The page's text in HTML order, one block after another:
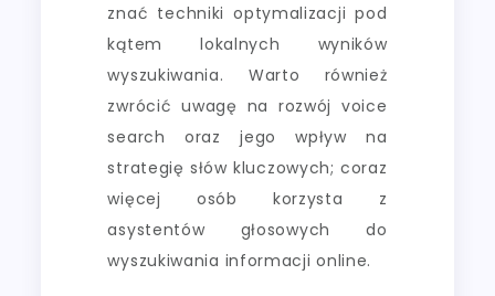
znać techniki optymalizacji pod
kątem lokalnych wyników
wyszukiwania. Warto również
zwrócić uwagę na rozwój voice
search oraz jego wpływ na
strategię słów kluczowych; coraz
więcej osób korzysta z
asystentów głosowych do
wyszukiwania informacji online.